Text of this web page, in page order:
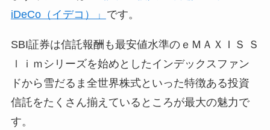
iDeCo（イデコ）」 です。
SBI証券は信託報酬も最安値水準のｅＭＡＸＩＳ Ｓ
ｌｉｍシリーズを始めとしたインデックスファン
ドから雪だるま全世界株式といった特徴ある投資
信託をたくさん揃えているところが最大の魅力で
す。